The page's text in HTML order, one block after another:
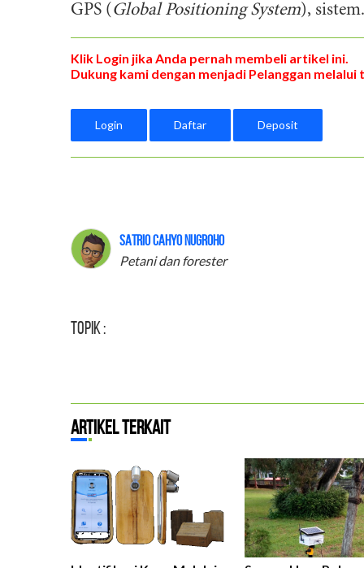
GPS ( Global Positioning System),
Klik Login jika Anda pernah membeli artikel ini.
Dukung kami dengan menjadi Pelanggan
Login Daftar Deposit
Satrio Cahyo Nugroho
Petani dan forester
Topik :
Artikel Terkait